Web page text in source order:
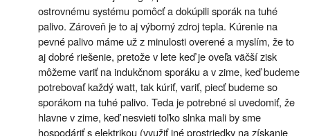
ostrovnému systému pomôcť a dokúpili sporák na tuhé
palivo. Zároveň je to aj výborný zdroj tepla. Kúrenie na
pevné palivo máme už z minulosti overené a myslím, že to
aj dobré riešenie, pretože v lete keď je oveľa väčší zisk
môžeme variť na indukčnom sporáku a v zime, keď budeme
potrebovať každý watt, tak kúriť, variť, piecť budeme so
sporákom na tuhé palivo. Teda je potrebné si uvedomiť, že
hlavne v zime, keď nesvieti toľko slnka mali by sme
hospodáriť s elektrikou (využiť iné prostriedky na získanie